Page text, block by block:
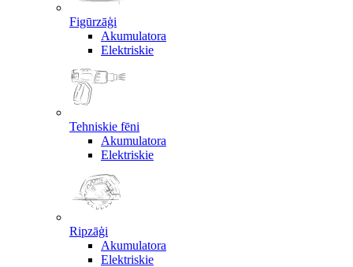
Figūrzāģi
Akumulatora
Elektriskie
Tehniskie fēni
Akumulatora
Elektriskie
Ripzāģi
Akumulatora
Elektriskie